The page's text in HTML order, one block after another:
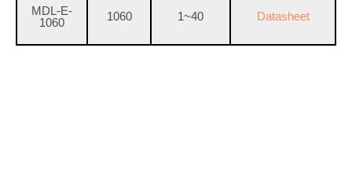
MDL-E-
1060
1060 1~40 Datasheet